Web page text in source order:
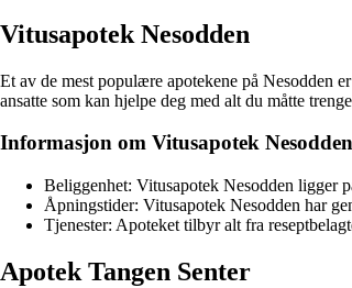
Vitusapotek Nesodden
Et av de mest populære apotekene på Nesodden
ansatte som kan hjelpe deg med alt du måtte
Informasjon om Vitusapotek
Beliggenhet: Vitusapotek Nesodden ligger
Åpningstider: Vitusapotek Nesodden har
Tjenester: Apoteket tilbyr alt fra
Apotek Tangen Senter